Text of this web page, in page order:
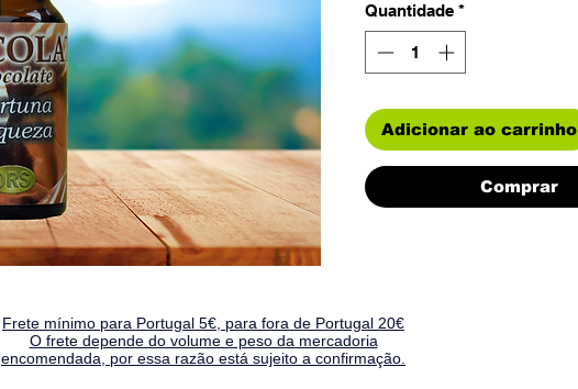
Quantidade *
Adicionar ao carrinho
Comprar
Frete mínimo para Portugal 5€, para fora de Portugal 20€
O frete depende do volume e peso da mercadoria
encomendada, por essa razão está sujeito a confirmação.